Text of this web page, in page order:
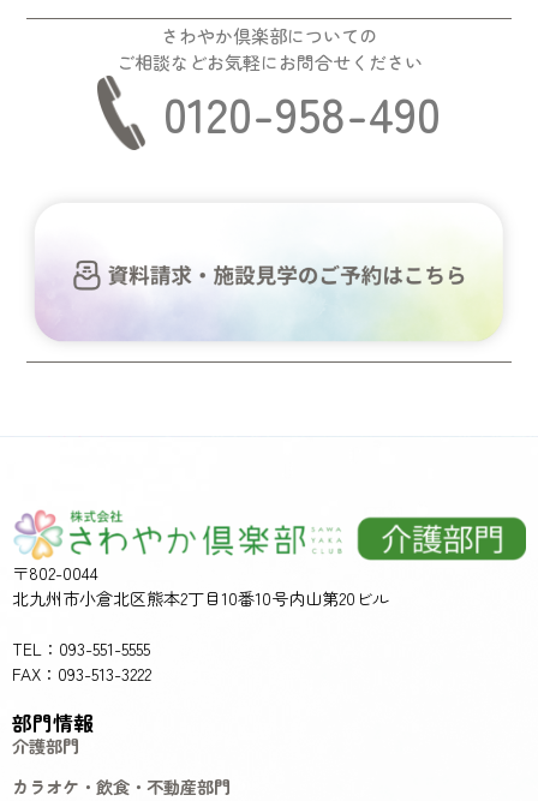
さわやか倶楽部についての
ご相談などお気軽にお問合せください
0120-958-490
〒802-0044
北九州市小倉北区熊本2丁目10番10号内山第20ビル
TEL：093-551-5555
FAX：093-513-3222
部門情報
介護部門
カラオケ・飲食・不動産部門